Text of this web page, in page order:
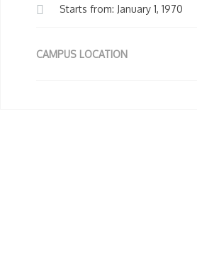
Starts from: January 1, 1970
CAMPUS LOCATION